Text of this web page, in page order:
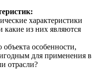
характеристики
какие из них являются
объекта особенности,
для применения в
отрасли?